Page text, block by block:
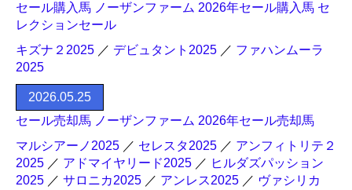
セール購入馬 ノーザンファーム 2026年セール購入馬 セ
レクションセール
キズナ２2025 ／ デビュタント2025 ／ ファハンムーラ
2025
2026.05.25
セール売却馬 ノーザンファーム 2026年セール売却馬
マルシアーノ2025 ／ セレスタ2025 ／ アンフィトリテ２
2025 ／ アドマイヤリード2025 ／ ヒルダズパッション
2025 ／ サロニカ2025 ／ アンレス2025 ／ ヴァシリカ